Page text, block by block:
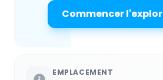
Commencer
EMPLACEMENT